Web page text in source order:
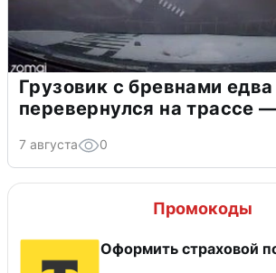
Грузовик с бревнами едва
перевернулся на трассе
7 августа 0
Промокоды
Оформить страховой